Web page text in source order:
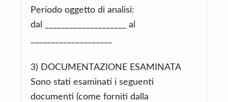
Periodo oggetto di analisi:
dal ____________________ al
3) DOCUMENTAZIONE ESAMINATA
Sono stati esaminati i seguenti
documenti (come forniti dalla